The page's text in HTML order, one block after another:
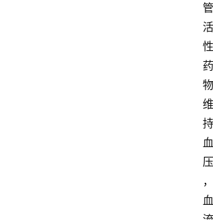
管
活
性
药
物
维
持
血
压
，
血